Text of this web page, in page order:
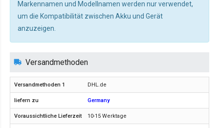
Markennamen und Modellnamen werden nur verwendet,
um die Kompatibilität zwischen Akku und Gerät
anzuzeigen.
Versandmethoden
DHL.de
Germany
10-15 Werktage